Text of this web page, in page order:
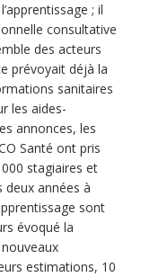
; il
consultative
des acteurs
prévoyait déjà la
sanitaires
les aides-
annonces, les
Santé ont pris
stagiaires et
deux années à
sont
évoqué la
estimations, 10